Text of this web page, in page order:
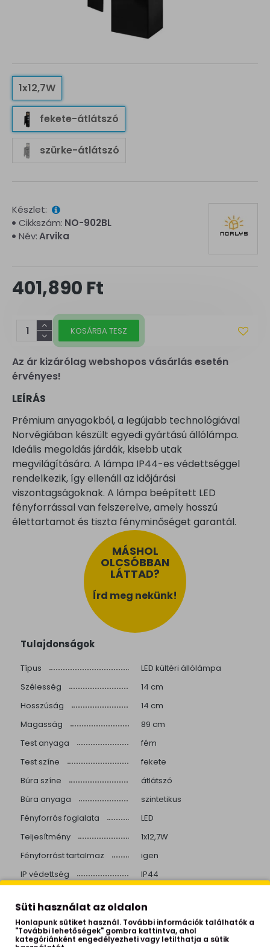
Az ár kizárólag webshopos vásárlás esetén
érvényes!
1x12,7W
fekete-átlátszó
szürke-átlátszó
401,890 Ft
Készlet:
Cikkszám: NO-902BL
Név:Arvika
KOSÁRBA TESZ
LEÍRÁS
Prémium anyagokból, a legújabb technológiával
Norvégiában készült egyedi gyártású állólámpa.
Ideális megoldás járdák, kisebb utak
megvilágítására. A lámpa IP44-es védettséggel
rendelkezik, így ellenáll az időjárási
viszontagságoknak. A lámpa beépített LED
fényforrással van felszerelve, amely hosszú
élettartamot és tiszta fényminőséget garantál.
MÁSHOL
OLCSÓBBAN
LÁTTAD?
Írd meg nekünk!
Tulajdonságok
Típus
LED kültéri állólámpa
Szélesség
14 cm
Hosszúság
14 cm
Magasság
89 cm
Test anyaga
fém
Test színe
fekete
Búra színe
átlátszó
Búra anyaga
szintetikus
Fényforrás foglalata
LED
Teljesítmény
1x12,7W
Fényforrást tartalmaz
igen
IP védettség
IP44
Helyiség
kültér
Stílus
industrial
Süti használat az oldalon
Honlapunk sütiket használ. További információk találhatók a
"További lehetőségek" gombra kattintva, ahol
kategóriánként engedélyezheti vagy letilthatja a sütik